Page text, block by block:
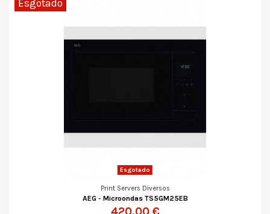
Esgotado
Esgotado
Print Servers Diversos
AEG - Microondas TS5GM25EB